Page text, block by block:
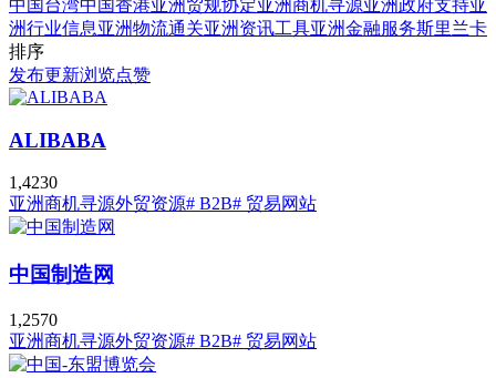
中国台湾中国香港亚洲贸规协定亚洲商机寻源亚洲政府支持亚
洲行业信息亚洲物流通关亚洲资讯工具亚洲金融服务斯里兰卡
排序
发布更新浏览点赞
ALIBABA
1,4230
亚洲商机寻源外贸资源# B2B# 贸易网站
中国制造网
1,2570
亚洲商机寻源外贸资源# B2B# 贸易网站